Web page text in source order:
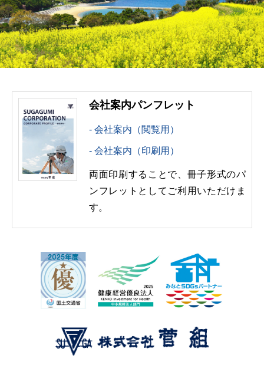
会社案内パンフレット
会社案内（閲覧用）
会社案内（印刷用）
両面印刷することで、冊子形式のパ
ンフレットとしてご利用いただけま
す。